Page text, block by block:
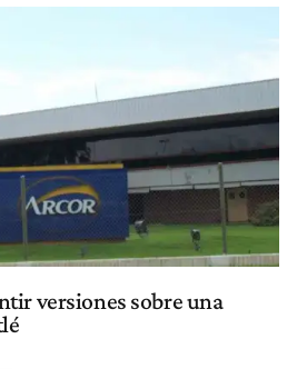
versiones sobre una